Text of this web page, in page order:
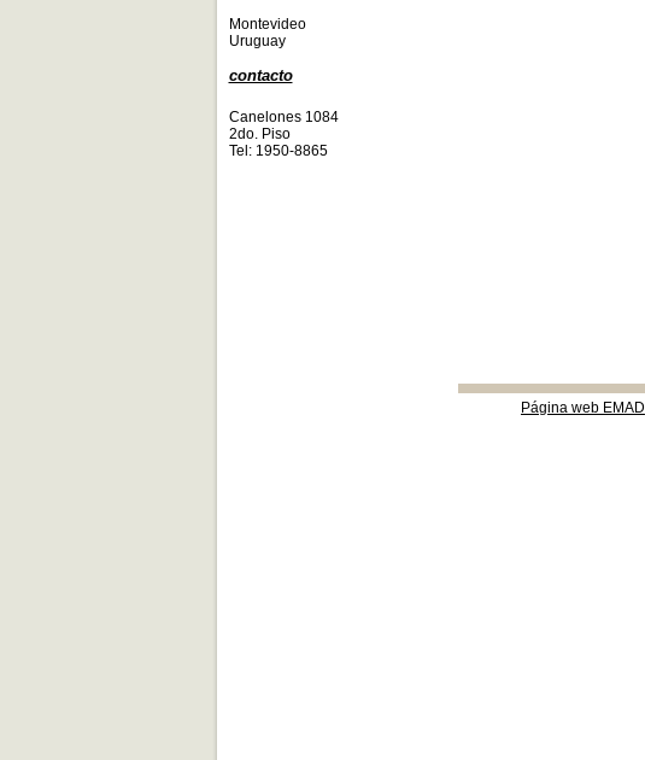
Página web EMAD
Montevideo
Uruguay
contacto
Canelones 1084
2do. Piso
Tel: 1950-8865